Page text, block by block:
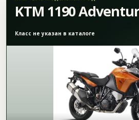
KTM 1190
Класс не указан в каталоге